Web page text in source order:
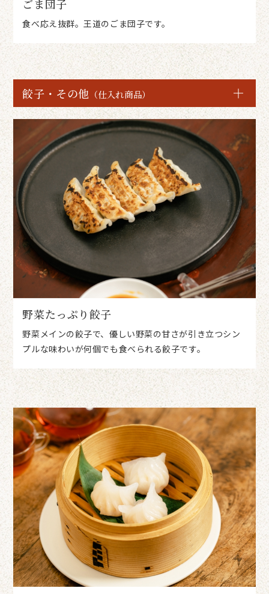
ごま団子
食べ応え抜群。王道のごま団子です。
餃子・その他 （仕入れ商品）
野菜たっぷり餃子
野菜メインの餃子で、優しい野菜の甘さが引き立つシン
プルな味わいが何個でも食べられる餃子です。